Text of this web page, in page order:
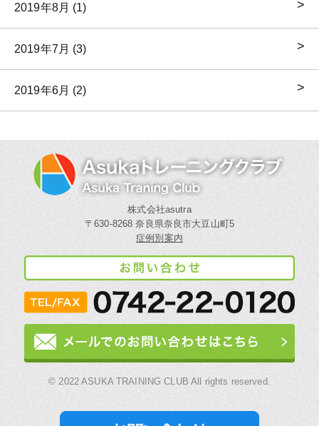
2019年8月 (1)
2019年7月 (3)
2019年6月 (2)
株式会社asutra
〒630-8268 奈良県奈良市大豆山町5
症例別案内
© 2022 ASUKA TRAINING CLUB All rights reserved.